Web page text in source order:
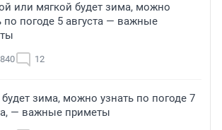
или мягкой будет зима, можно
по погоде 5 августа — важные
12
зима, можно узнать по погоде 7
— важные приметы